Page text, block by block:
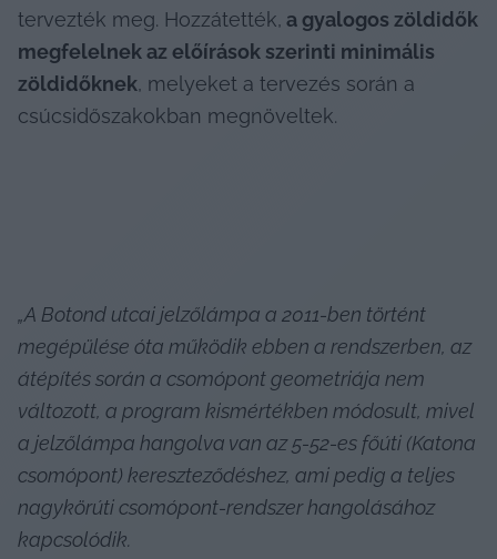
tervezték meg. Hozzátették, a gyalogos zöldidők
megfelelnek az előírások szerinti minimális
zöldidőknek, melyeket a tervezés során a
csúcsidőszakokban megnöveltek.
„A Botond utcai jelzőlámpa a 2011-ben történt
megépülése óta működik ebben a rendszerben, az
átépítés során a csomópont geometriája nem
változott, a program kismértékben módosult, mivel
a jelzőlámpa hangolva van az 5-52-es főúti (Katona
csomópont) kereszteződéshez, ami pedig a teljes
nagykörúti csomópont-rendszer hangolásához
kapcsolódik.